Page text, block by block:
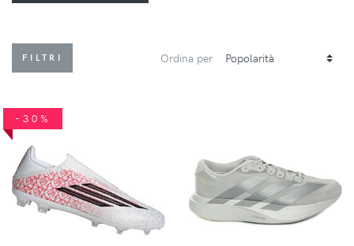
FILTRI Ordina per
-30%